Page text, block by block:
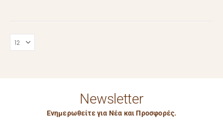
Newsletter
Ενημερωθείτε για Νέα και Προσφορές.